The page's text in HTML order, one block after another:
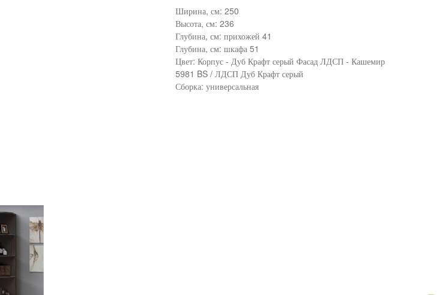
Ширина, см: 250
Высота, см: 236
Глубина, см: прихожей 41
Глубина, см: шкафа 51
Цвет: Корпус - Дуб Крафт серый Фасад ЛДСП - Кашемир
5981 BS / ЛДСП Дуб Крафт серый
Сборка: универсальная